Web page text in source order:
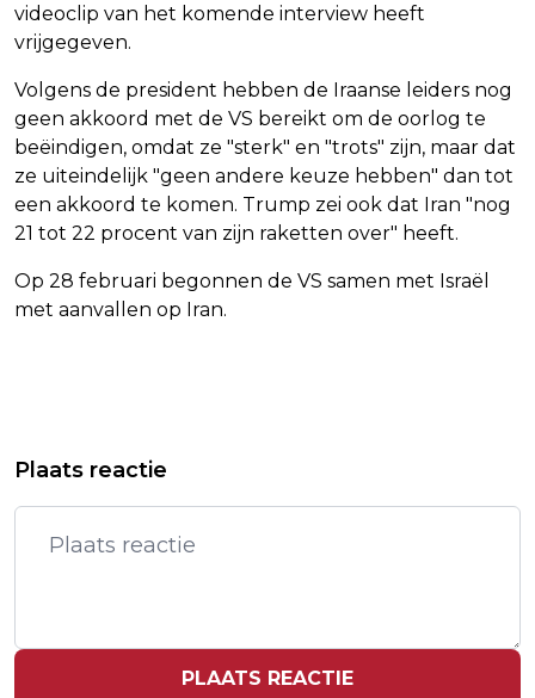
videoclip van het komende interview heeft
vrijgegeven.
Volgens de president hebben de Iraanse leiders nog
geen akkoord met de VS bereikt om de oorlog te
beëindigen, omdat ze "sterk" en "trots" zijn, maar dat
ze uiteindelijk "geen andere keuze hebben" dan tot
een akkoord te komen. Trump zei ook dat Iran "nog
21 tot 22 procent van zijn raketten over" heeft.
Op 28 februari begonnen de VS samen met Israël
met aanvallen op Iran.
WAARSCHUWINGSSCHOTEN NABIJ
VS: AANVALLEN UITGEVOERD OP
IRAANSE RADARINSTALLATIES
Plaats reactie
PLAATS REACTIE